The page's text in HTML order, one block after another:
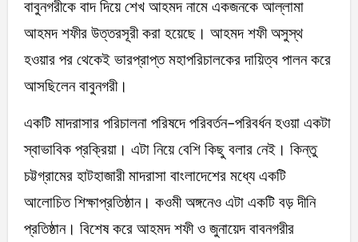
বাবুনগরীকে বাদ দিয়ে শেখ আহমদ নামে একজনকে আল্লামা
আহমদ শফীর উত্তরসূরী করা হয়েছে। আহমদ শফী অসুস্থ
হওয়ার পর থেকেই ভারপ্রাপ্ত মহাপরিচালকের দায়িত্ব পালন করে
আসছিলেন বাবুনগরী।
একটি মাদরাসার পরিচালনা পরিষদে পরিবর্তন-পরিবর্ধন হওয়া একটা
স্বাভাবিক প্রক্রিয়া। এটা নিয়ে বেশি কিছু বলার নেই। কিন্তু
চট্টগ্রামের হাটহাজারী মাদরাসা বাংলাদেশের মধ্যে একটি
আলোচিত শিক্ষাপ্রতিষ্ঠান। কওমী অঙ্গনেও এটা একটি বড় দীনি
প্রতিষ্ঠান। বিশেষ করে আহমদ শফী ও জুনায়েদ বাবনগরীর